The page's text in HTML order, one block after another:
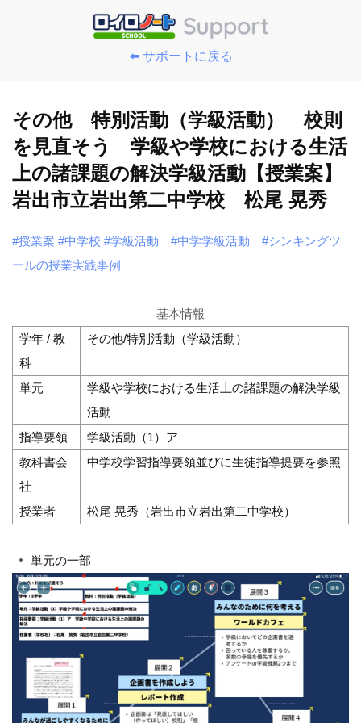
⬅️ サポートに戻る
その他 特別活動（学級活動） 校則
を見直そう 学級や学校における生活
上の諸課題の解決学級活動【授業案】
岩出市立岩出第二中学校 松尾 晃秀
#授業案 #中学校 #学級活動 #中学学級活動
#シンキングツ
ールの授業実践事例
基本情報
学年 / 教
科
その他/特別活動（学級活動）
単元
学級や学校における生活上の諸課題の解決学級
活動
指導要領
学級活動（1）ア
教科書会
社
中学校学習指導要領並びに生徒指導提要を参照
授業者 松尾 晃秀（岩出市立岩出第二中学校）
単元の一部